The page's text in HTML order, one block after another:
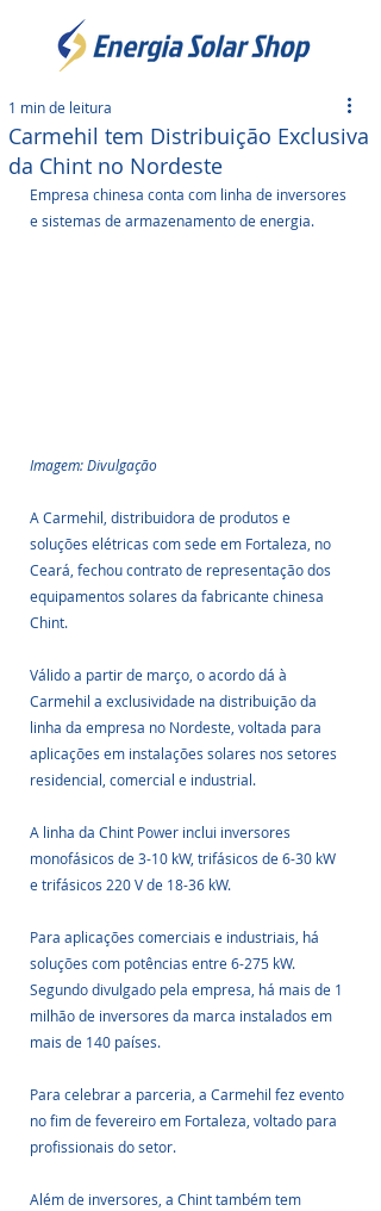
Carmehil tem Distribuição Exclusiva
da Chint no Nordeste
1 min de leitura
Empresa chinesa conta com linha de inversores
e sistemas de armazenamento de energia.
Imagem: Divulgação
A Carmehil, distribuidora de produtos e
soluções elétricas com sede em Fortaleza, no
Ceará, fechou contrato de representação dos
equipamentos solares da fabricante chinesa
Chint.
Válido a partir de março, o acordo dá à
Carmehil a exclusividade na distribuição da
linha da empresa no Nordeste, voltada para
aplicações em instalações solares nos setores
residencial, comercial e industrial.
A linha da Chint Power inclui inversores
monofásicos de 3-10 kW, trifásicos de 6-30 kW
e trifásicos 220 V de 18-36 kW.
Para aplicações comerciais e industriais, há
soluções com potências entre 6-275 kW.
Segundo divulgado pela empresa, há mais de 1
milhão de inversores da marca instalados em
mais de 140 países.
Para celebrar a parceria, a Carmehil fez evento
no fim de fevereiro em Fortaleza, voltado para
profissionais do setor.
Além de inversores, a Chint também tem